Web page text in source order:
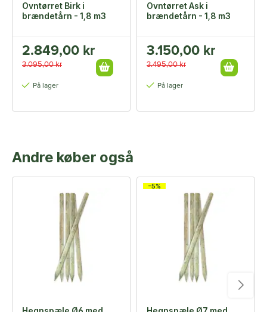
Ovntørret Birk i
brændetårn - 1,8 m3
2.849,00 kr
3.095,00 kr
På lager
Ovntørret Ask i
brændetårn - 1,8 m3
3.150,00 kr
3.495,00 kr
På lager
Andre køber også
-5%